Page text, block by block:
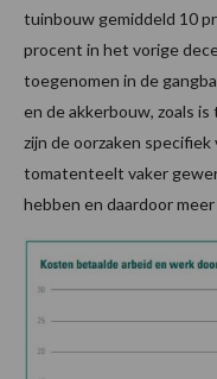
tuinbouw gemiddeld 10
procent in het vorige
toegenomen in de
en de akkerbouw, zoals
zijn de oorzaken
tomatenteelt vaker
hebben en daardoor